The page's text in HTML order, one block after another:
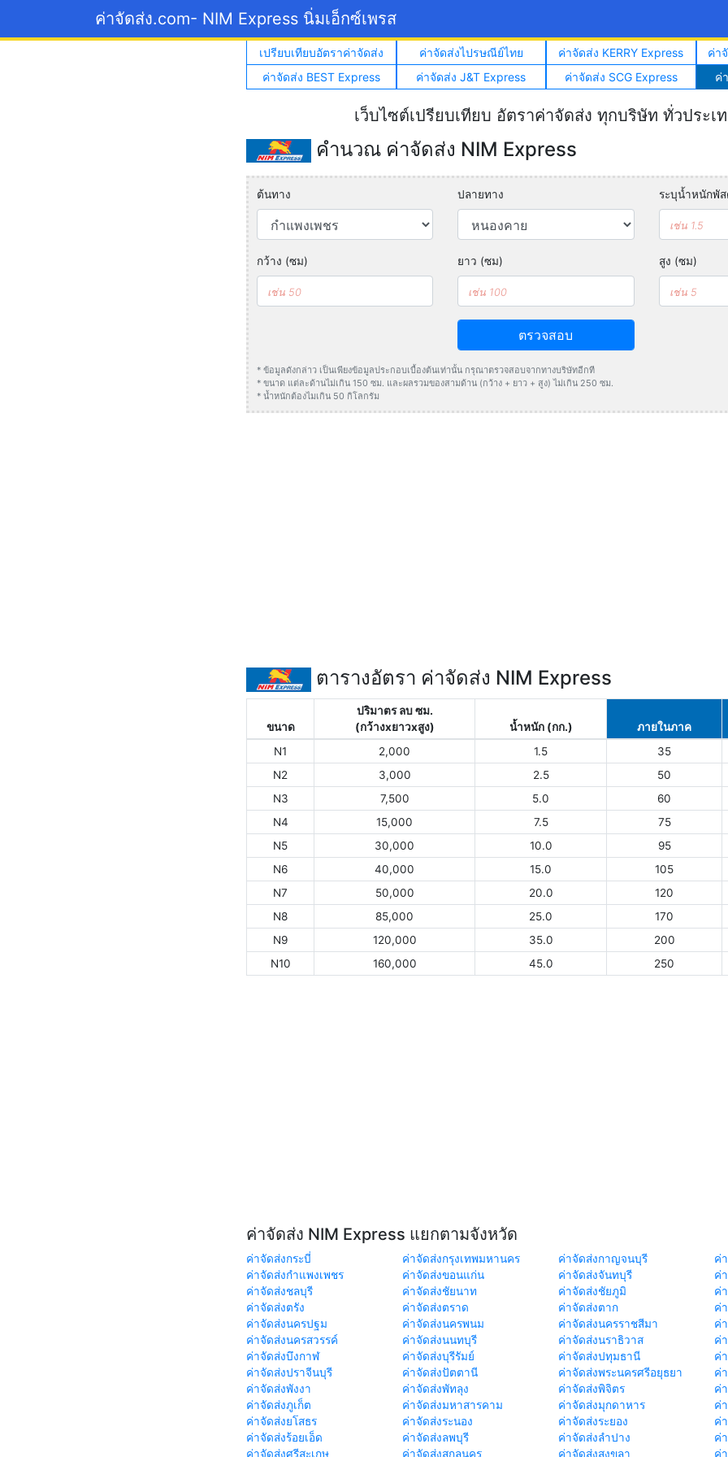
ค่าจัดส่ง.com- NIM Express นิ่มเอ็กซ์เพรส
เปรียบเทียบอัตราค่าจัดส่ง ค่าจัดส่งไปรษณีย์ไทย ค่าจัดส่ง KERRY Express
ค่า
ค่าจัดส่ง BEST Express
ค่าจัดส่ง J&T Express ค่าจัดส่ง SCG Express ค่
เว็บไซต์เปรียบเทียบ อัตราค่าจัดส่ง ทุกบริษัท ทั่วประเ
คำนวณ ค่าจัดส่ง NIM Express
ต้นทาง ปลายทาง ระบุน้ำหนักพั
กว้าง (ซม) ยาว (ซม) สูง (ซม)
ตรวจสอบ
* ข้อมูลดังกล่าว เป็นเพียงข้อมูลประกอบเบื้องต้นเท่านั้น กรุณาตรวจสอบจากทางบริษัทอีกที
* ขนาด แต่ละด้านไม่เกิน 150 ซม. และผลรวมของสามด้าน (กว้าง + ยาว + สูง) ไม่เกิน 250 ซม.
* น้ำหนักต้องไมเกิน 50 กิโลกรัม
ตารางอัตรา ค่าจัดส่ง NIM Express
ขนาด
ปริมาตร ลบ ซม.
(กว้างxยาวxสูง)
น้ำหนัก (กก.) ภายในภาค
N1
2,000 1.5 35
N2
3,000 2.5 50
N3
7,500 5.0 60
N4
15,000 7.5 75
N5
30,000 10.0 95
N6
40,000 15.0 105
N7
50,000 20.0 120
N8
85,000 25.0 170
N9
120,000 35.0 200
N10
160,000 45.0 250
ค่าจัดส่ง NIM Express แยกตามจังหวัด
ค่าจัดส่งกระบี่ ค่าจัดส่งกรุงเทพมหานคร ค่าจัดส่งกาญจนบุรี
ค่
ค่าจัดส่งกำแพงเพชร
ค่าจัดส่งขอนแก่น ค่าจัดส่งจันทบุรี
ค่
ค่าจัดส่งชลบุรี
ค่าจัดส่งชัยนาท ค่าจัดส่งชัยภูมิ
ค่
ค่าจัดส่งตรัง
ค่าจัดส่งตราด ค่าจัดส่งตาก
ค่
ค่าจัดส่งนครปฐม
ค่าจัดส่งนครพนม ค่าจัดส่งนครราชสีมา
ค่
ค่าจัดส่งนครสวรรค์
ค่าจัดส่งนนทบุรี ค่าจัดส่งนราธิวาส
ค่
ค่าจัดส่งบึงกาฬ
ค่าจัดส่งบุรีรัมย์ ค่าจัดส่งปทุมธานี
ค่
ค่าจัดส่งปราจีนบุรี
ค่าจัดส่งปัตตานี ค่าจัดส่งพระนครศรีอยุธยา
ค่
ค่าจัดส่งพังงา
ค่าจัดส่งพัทลุง ค่าจัดส่งพิจิตร
ค่
ค่าจัดส่งภูเก็ต
ค่าจัดส่งมหาสารคาม ค่าจัดส่งมุกดาหาร
ค่
ค่าจัดส่งยโสธร
ค่าจัดส่งระนอง ค่าจัดส่งระยอง
ค่
ค่าจัดส่งร้อยเอ็ด
ค่าจัดส่งลพบุรี ค่าจัดส่งลำปาง
ค่
ค่าจัดส่งศรีสะเกษ
ค่าจัดส่งสกลนคร ค่าจัดส่งสงขลา ค่